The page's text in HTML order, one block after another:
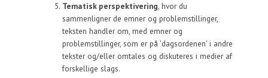
Tematisk perspektivering, hvor du
sammenligner de emner og problemstillinger,
teksten handler om, med emner og
problemstillinger, som er på 'dagsordenen' i andre
tekster og/eller omtales og diskuteres i medier af
forskellige slags.